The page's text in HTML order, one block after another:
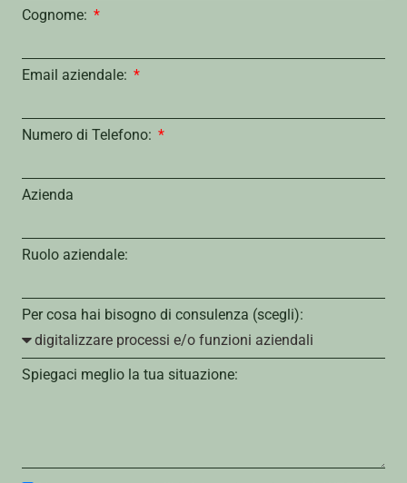
Cognome:
Email aziendale:
Numero di Telefono:
Azienda
Ruolo aziendale:
Per cosa hai bisogno di consulenza (scegli):
Spiegaci meglio la tua situazione: